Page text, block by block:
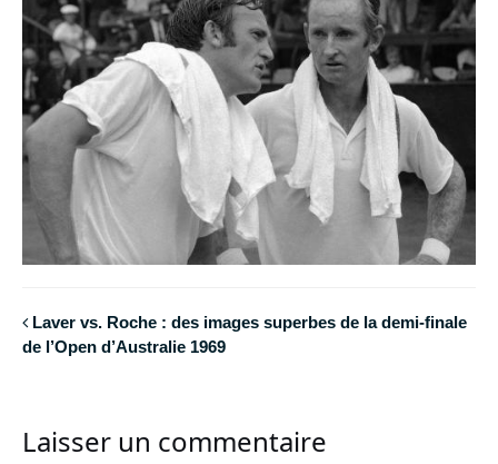
Laver vs. Roche : des images superbes de la demi-finale
de l’Open d’Australie 1969
Laisser un commentaire